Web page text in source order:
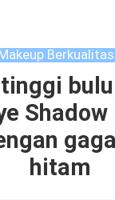
hitam